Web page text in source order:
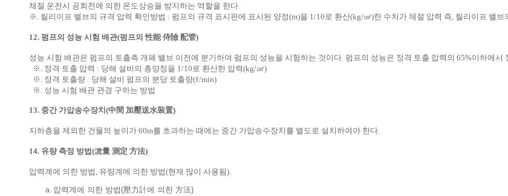
체절 운전시 공회전에 의한 온도상승을 방지하는 역할을 한다.
※. 릴리이프 밸브의 규격 압력 확인방법 : 펌프의 규격 표시판에 표시된 양정(m)을 1/10로 환산(kg/㎠)한 수치가 체절 압력 즉, 릴리이프 밸
12. 펌프의 성능 시험 배관(펌프의 性能 侍險 配管)
성능 시험 배관은 펌프의 토출측 개폐 밸브 이전에 분기하여 펌프의 성능을 시험하는 것이다. 펌프의 성능은 정격 토출 압력의 65%이하에서
※. 정격 토출 압력 : 당해 설비의 총양정을 1/10로 환산한 압력(kg/㎠)
※. 정격 토출량 : 당해 설비 펌프의 분당 토출량(ℓ/min)
※. 성능 시험 배관 관경 구하는 방법
13. 중간 가압송수장치(中間 加壓送水裝置)
지하층을 제외한 건물의 높이가 60m를 초과하는 때에는 중간 가압송수장치를 별도로 설치하여야 한다.
14. 유량 측정 방법(流量 測定 方法)
압력계에 의한 방법, 유량계에 의한 방법(현재 많이 사용됨).
압력계에 의한 방법(壓力計에 의한 方法)